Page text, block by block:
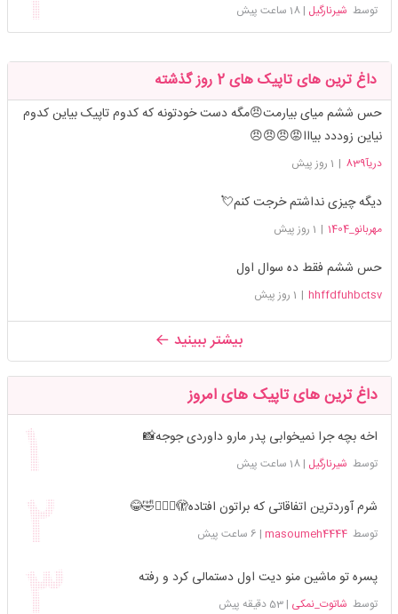
توسط شیرنارگیل |18 ساعت پیش
داغ ترین های تاپیک های 2 روز گذشته
حس ششم میای بیارمت😠مگه دست خودتونه که کدوم تاپیک بیاین کدوم
نیاین زوددد بیااا😡😠😠😠
دریآ839 | 1 روز پیش
دیگه چیزی نداشتم خرجت کنم💘
مهربانو_1404 | 1 روز پیش
حس ششم فقط ده سوال اول
hhffdfuhbctsv
| 1 روز پیش
بیشتر ببینید
داغ ترین های تاپیک های امروز
اخه بچه جرا نمیخوابی پدر مارو داوردی جوجه📸
توسط شیرنارگیل |18 ساعت پیش
شرم آوردترین اتفاقاتی که براتون افتاده🫣🤦🏻‍♀️🤣😂
توسطmasoumeh4444
| 6 ساعت پیش
پسره تو ماشین منو دیت اول دستمالی کرد و رفته
توسط شاتوت_نمکی |53 دقیقه پیش